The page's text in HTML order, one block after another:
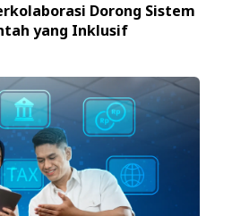
Dorong Sistem
yang Inklusif